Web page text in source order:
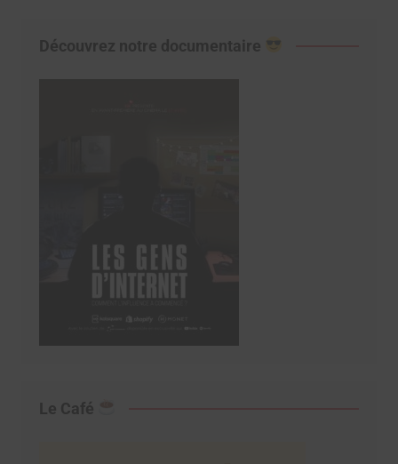
Découvrez notre documentaire
Le Café